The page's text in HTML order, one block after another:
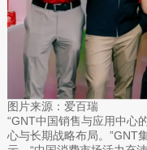
图片来源：爱百瑞
“GNT中国销售与应用中心
心与长期战略布局。”GNT